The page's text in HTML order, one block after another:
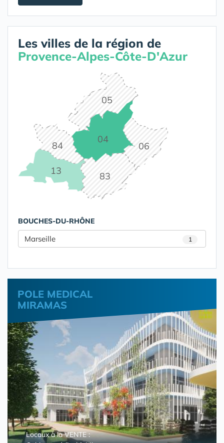
Les villes de la région de
Provence-Alpes-Côte-D'Azur
04
05
06
13 83
84
BOUCHES-DU-RHÔNE
Marseille 1
POLE MEDICAL
MIRAMAS
Locaux à la VENTE :